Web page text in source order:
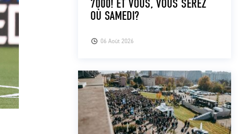
06 Août 2026
7000! ET VOUS, VOUS SEREZ
OÙ SAMEDI?